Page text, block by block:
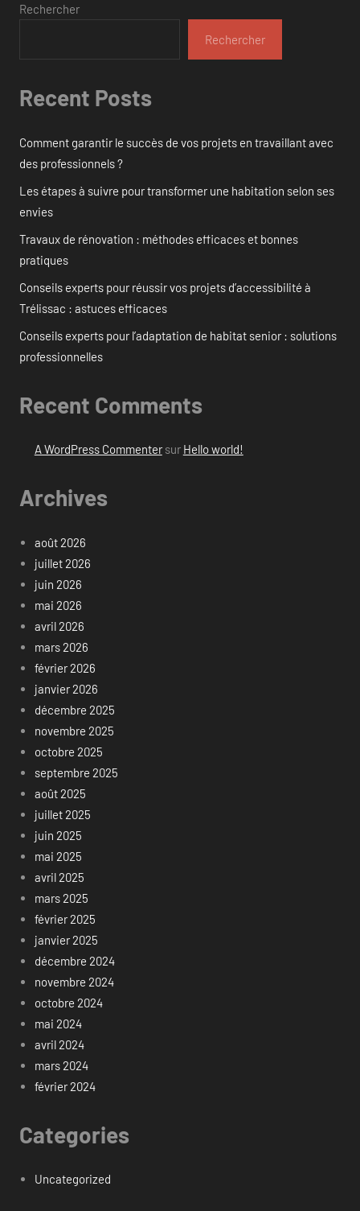
Rechercher
Rechercher
Recent Posts
Comment garantir le succès de vos projets en travaillant avec
des professionnels ?
Les étapes à suivre pour transformer une habitation selon ses
envies
Travaux de rénovation : méthodes efficaces et bonnes
pratiques
Conseils experts pour réussir vos projets d’accessibilité à
Trélissac : astuces efficaces
Conseils experts pour l’adaptation de habitat senior : solutions
professionnelles
Recent Comments
A WordPress Commentersur Hello world!
Archives
août 2026
juillet 2026
juin 2026
mai 2026
avril 2026
mars 2026
février 2026
janvier 2026
décembre 2025
novembre 2025
octobre 2025
septembre 2025
août 2025
juillet 2025
juin 2025
mai 2025
avril 2025
mars 2025
février 2025
janvier 2025
décembre 2024
novembre 2024
octobre 2024
mai 2024
avril 2024
mars 2024
février 2024
Categories
Uncategorized